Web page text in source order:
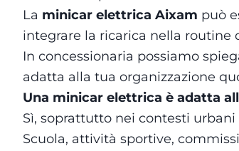
La minicar elettrica Aixam può
integrare la ricarica nella
In concessionaria possiamo
adatta alla tua organizzazione
Una minicar elettrica è adatta
Sì, soprattutto nei contesti
Scuola, attività sportive,